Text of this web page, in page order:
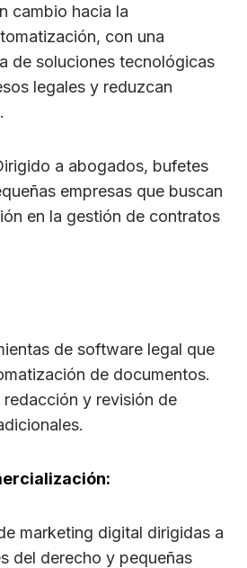
cambio hacia la
con una
de soluciones tecnológicas
legales y reduzcan
a abogados, bufetes
empresas que buscan
en la gestión de contratos
de software legal que
de documentos.
redacción y revisión de
marketing digital dirigidas a
del derecho y pequeñas